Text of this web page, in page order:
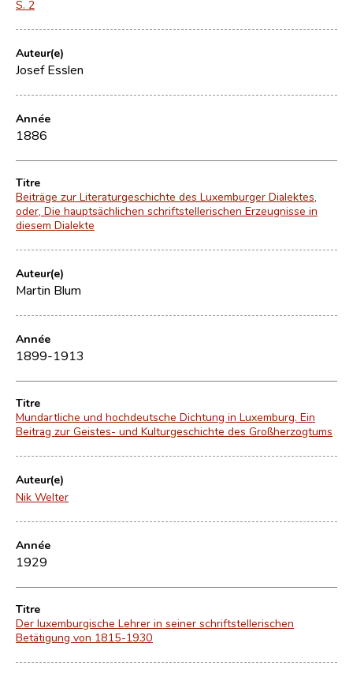
S. 2
Auteur(e)
Josef Esslen
Année
1886
Titre
Beiträge zur Literaturgeschichte des Luxemburger Dialektes,
oder, Die hauptsächlichen schriftstellerischen Erzeugnisse in
diesem Dialekte
Auteur(e)
Martin Blum
Année
1899-1913
Titre
Mundartliche und hochdeutsche Dichtung in Luxemburg. Ein
Beitrag zur Geistes- und Kulturgeschichte des Großherzogtums
Auteur(e)
Nik Welter
Année
1929
Titre
Der luxemburgische Lehrer in seiner schriftstellerischen
Betätigung von 1815-1930